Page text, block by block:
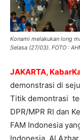
Konami melakukan long
Selasa (27/03). FOTO :
JAKARTA,
demonstrasi di
Titik demontrasi
DPR/MPR RI dan
FAM Indonesia
Indonesia, Al